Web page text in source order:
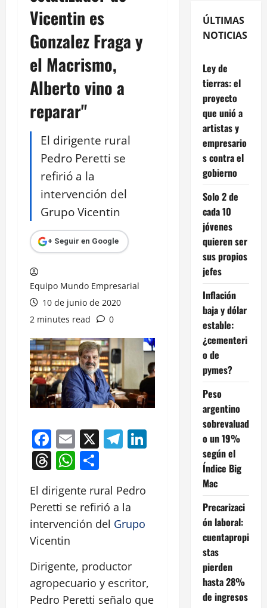
Vicentin es
Gonzalez Fraga y
el Macrismo,
Alberto vino a
reparar"
El dirigente rural
Pedro Peretti se
refirió a la
intervención del
Grupo Vicentin
+ Seguir en Google
Equipo Mundo Empresarial
10 de junio de 2020
2 minutes read
0
Facebook
Email
X Telegram
LinkedIn
Threads
WhatsApp
El dirigente rural Pedro
Peretti se refirió a la
intervención del Grupo
Vicentin
Dirigente, productor
agropecuario y escritor,
Pedro Peretti señalo que
ÚLTIMAS
NOTICIAS
Ley de
tierras: el
proyecto
que unió a
artistas y
empresario
s contra el
gobierno
Solo 2 de
cada 10
jóvenes
quieren ser
sus propios
jefes
Inflación
baja y dólar
estable:
¿cementeri
o de
pymes?
Peso
argentino
sobrevaluad
o un 19%
según el
Índice Big
Mac
Precarizaci
ón laboral:
cuentapropi
stas
pierden
hasta 28%
de ingresos